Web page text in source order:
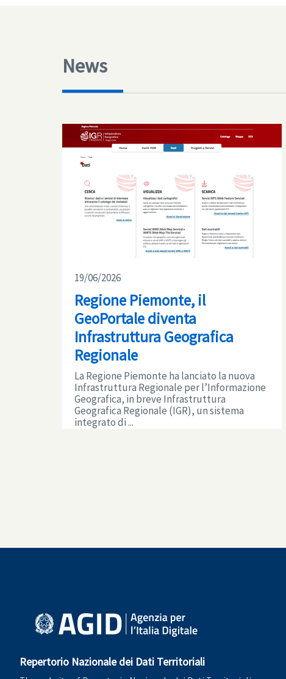
News
19/06/2026
Regione Piemonte, il
GeoPortale diventa
Infrastruttura Geografica
Regionale
La Regione Piemonte ha lanciato la nuova
Infrastruttura Regionale per l’Informazione
Geografica, in breve Infrastruttura
Geografica Regionale (IGR), un sistema
integrato di ...
Repertorio Nazionale dei Dati Territoriali